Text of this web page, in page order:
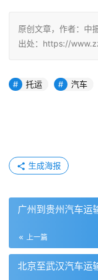
原创文章，作者：中
出处：https://
托运 汽车
生成海报
广州到贵州汽车运
上一篇
北京至武汉汽车运